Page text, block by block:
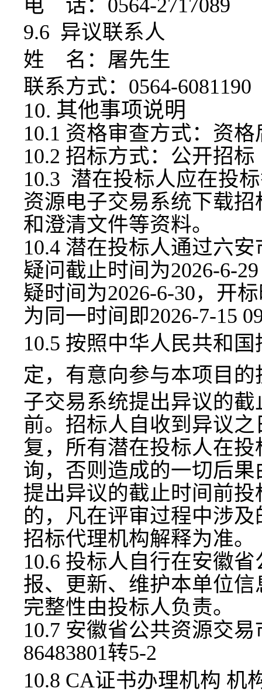
电 话： 0564-2717089
9.6 异议联系人
姓
名： 屠先生
联系方式： 0564-6081190
10. 其他事项说明
10.1 资格审查方式：资格
10.2 招标方式：公开招标
10.3 潜在投标人应在投
资源电子交易系统下载
和澄清文件等资料。
10.4 潜在投标人通过六
疑问截止时间为2026-6-
疑时间为2026-6-30，开
为同一时间即2026-7-15
10.5 按照中华人民共和
定 ，有意向参与本项目
子交易系统提出异议的
前。招标人自收到异议
复，所有潜在投标人在
询，否则造成的一切后
提出异议的截止时间前
的，凡在评审过程中涉
招标代理机构解释为准。
10.6 投标人自行在安徽
报、更新、维护本单位
完整性由投标人负责。
10.7 安徽省公共资源交
86483801转5-2
10.8 CA证书办理机构 机